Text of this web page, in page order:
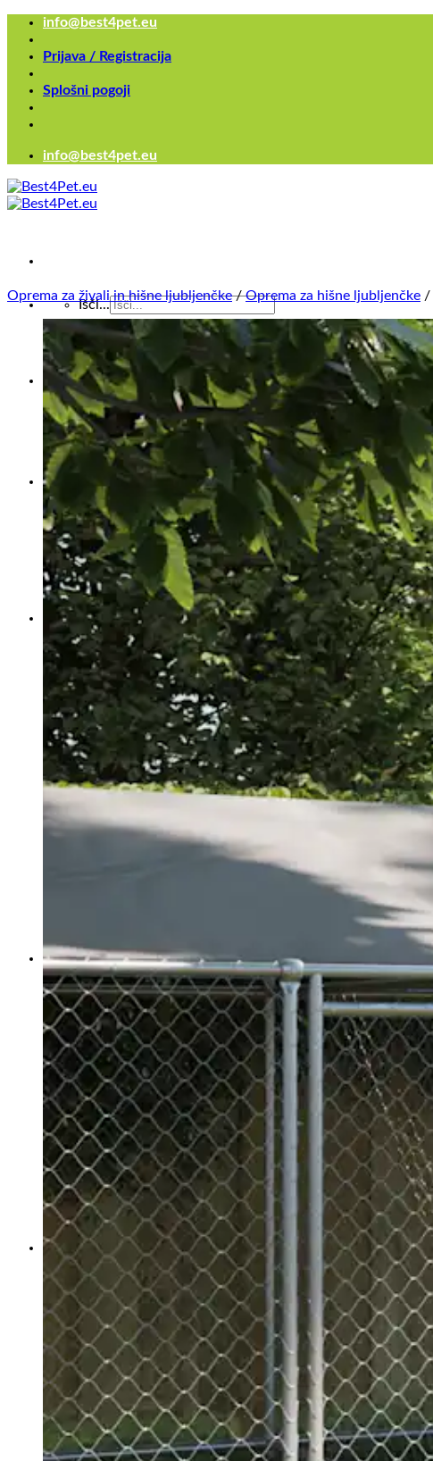
Skoči
vsebino
info@best4pet.eu
Prijava / Registracija
Splošni pogoji
info@best4pet.eu
Išči...
×
Išči...
×
Zdravi ljubljenčki
Zakaj prehranska dopolnila
Nasveti za lastnike psov
Nasveti za lastnike mačk
Hranjenje mačk
PSI
Prehranski dodatki
Osnovna oskrba
Gibanje | Okretnost
Srce | Vitalnost
Imunska moč | Alergija | Škodljivci
Presnova | razstrupljanje
Zobje
Prebava
Koža
Pasja hrana
Mačke
Prehranski dodatki
Osnovna oskrba
Gibanje | Okretnost
Srce | Vitalnost
Imunska moč | Alergija | Škodljivci
Presnova | razstrupljanje
Zobje
Prebava
Koža
Oprema za mačke
Mačja drevesa
Mačje postelje
Mačja stranišča
Konji
Prehranski dodatki
Osnovna oskrba
Gibanje | Okretnost
Srce | Vitalnost
Imunska moč | Alergija | Škodljivci
Presnova | razstrupljanje
Zobje
Prebava
Koža
Oprema za živali in hišne ljubljenčke / Oprema za hišne ljubljenčke /